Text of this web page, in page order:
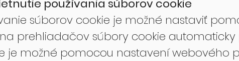
používania súborov cookie
súborov cookie je možné nastaviť
prehliadačov súbory cookie
je možné pomocou nastavení